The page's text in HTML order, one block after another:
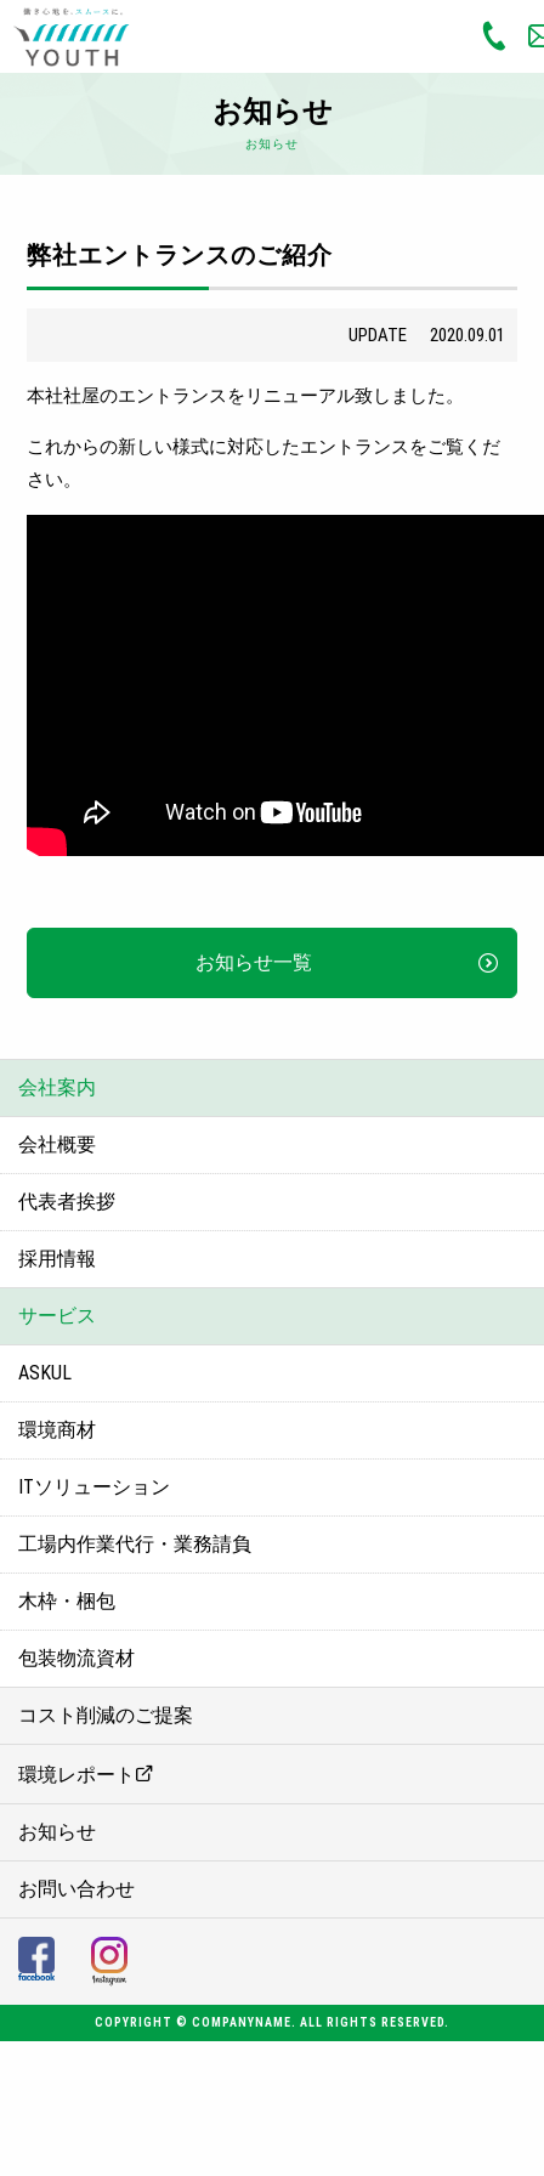
お知らせ
お知らせ
弊社エントランスのご紹介
UPDATE 2020.09.01
本社社屋のエントランスをリニューアル致しました。
これからの新しい様式に対応したエントランスをご覧くだ
さい。
お知らせ一覧
会社案内
会社概要
代表者挨拶
採用情報
サービス
ASKUL
環境商材
ITソリューション
工場内作業代行・業務請負
木枠・梱包
包装物流資材
コスト削減のご提案
環境レポート
お知らせ
お問い合わせ
COPYRIGHT © COMPANYNAME. ALL RIGHTS RESERVED.